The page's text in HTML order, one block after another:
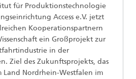
für Produktionstechnologie
Access e.V. jetzt
Kooperationspartnern
ein Großprojekt zur
in der
Ziel des Zukunftsprojekts, das
Land Nordrhein-Westfalen im